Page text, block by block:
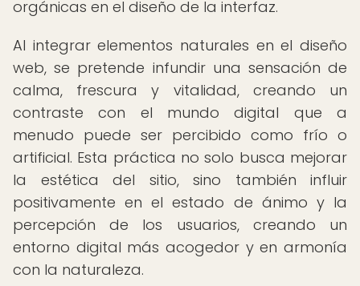
orgánicas en el diseño de la interfaz.
Al integrar elementos naturales en el diseño
web, se pretende infundir una sensación de
calma, frescura y vitalidad, creando un
contraste con el mundo digital que a
menudo puede ser percibido como frío o
artificial. Esta práctica no solo busca mejorar
la estética del sitio, sino también influir
positivamente en el estado de ánimo y la
percepción de los usuarios, creando un
entorno digital más acogedor y en armonía
con la naturaleza.